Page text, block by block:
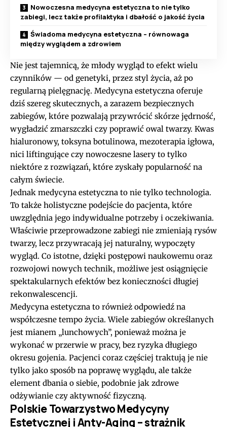
Nowoczesna medycyna estetyczna to nie tylko
zabiegi, lecz także profilaktyka i dbałość o jakość życia
Świadoma medycyna estetyczna – równowaga
między wyglądem a zdrowiem
Nie jest tajemnicą, że młody wygląd to efekt wielu
czynników — od genetyki, przez styl życia, aż po
regularną pielęgnację. Medycyna estetyczna oferuje
dziś szereg skutecznych, a zarazem bezpiecznych
zabiegów, które pozwalają przywrócić skórze jędrność,
wygładzić zmarszczki czy poprawić owal twarzy. Kwas
hialuronowy, toksyna botulinowa, mezoterapia igłowa,
nici liftingujące czy nowoczesne lasery to tylko
niektóre z rozwiązań, które zyskały popularność na
całym świecie.
Jednak medycyna estetyczna to nie tylko technologia.
To także holistyczne podejście do pacjenta, które
uwzględnia jego indywidualne potrzeby i oczekiwania.
Właściwie przeprowadzone zabiegi nie zmieniają rysów
twarzy, lecz przywracają jej naturalny, wypoczęty
wygląd. Co istotne, dzięki postępowi naukowemu oraz
rozwojowi nowych technik, możliwe jest osiągnięcie
spektakularnych efektów bez konieczności długiej
rekonwalescencji.
Medycyna estetyczna to również odpowiedź na
współczesne tempo życia. Wiele zabiegów określanych
jest mianem „lunchowych”, ponieważ można je
wykonać w przerwie w pracy, bez ryzyka długiego
okresu gojenia. Pacjenci coraz częściej traktują je nie
tylko jako sposób na poprawę wyglądu, ale także
element dbania o siebie, podobnie jak zdrowe
odżywianie czy aktywność fizyczną.
Polskie Towarzystwo Medycyny
Estetycznej i Anty-Aging – strażnik